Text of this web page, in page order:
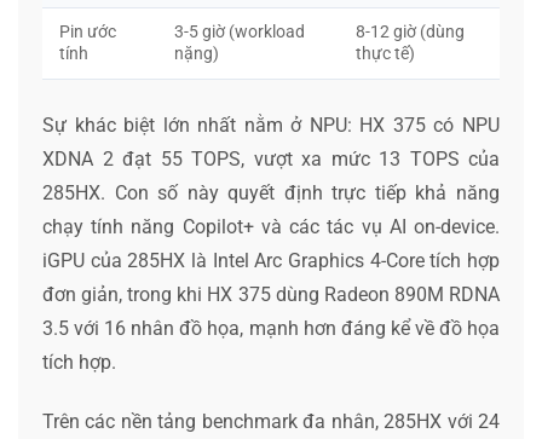
Pin ước
tính
3-5 giờ (workload
nặng)
8-12 giờ (dùng
thực tế)
Sự khác biệt lớn nhất nằm ở NPU: HX 375 có NPU
XDNA 2 đạt 55 TOPS, vượt xa mức 13 TOPS của
285HX. Con số này quyết định trực tiếp khả năng
chạy tính năng Copilot+ và các tác vụ AI on-device.
iGPU của 285HX là Intel Arc Graphics 4-Core tích hợp
đơn giản, trong khi HX 375 dùng Radeon 890M RDNA
3.5 với 16 nhân đồ họa, mạnh hơn đáng kể về đồ họa
tích hợp.
Trên các nền tảng benchmark đa nhân, 285HX với 24